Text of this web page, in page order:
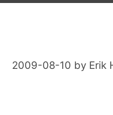
2009-08-10 by Erik